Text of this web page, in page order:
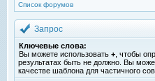
Список форумов
Запрос
Ключевые слова:
Вы можете использовать + , чтобы
результатах быть не должно. Вы
качестве шаблона для частичного